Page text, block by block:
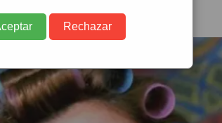
Rechazar